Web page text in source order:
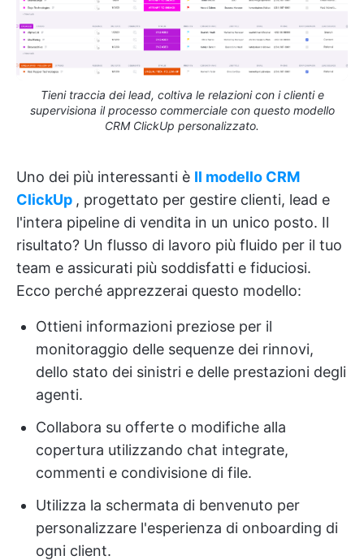
Tieni traccia dei lead, coltiva le relazioni con i clienti e
supervisiona il processo commerciale con questo modello
CRM ClickUp personalizzato.
Uno dei più interessanti è Il modello CRM
ClickUp , progettato per gestire clienti, lead e
l'intera pipeline di vendita in un unico posto. Il
risultato? Un flusso di lavoro più fluido per il tuo
team e assicurati più soddisfatti e fiduciosi.
Ecco perché apprezzerai questo modello:
Ottieni informazioni preziose per il
monitoraggio delle sequenze dei rinnovi,
dello stato dei sinistri e delle prestazioni degli
agenti.
Collabora su offerte o modifiche alla
copertura utilizzando chat integrate,
commenti e condivisione di file.
Utilizza la schermata di benvenuto per
personalizzare l'esperienza di onboarding di
ogni client.